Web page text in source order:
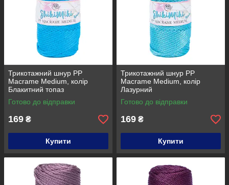
Трикотажний шнур PP
Macrame Medium, колір
Блакитний топаз
Готово до відправки
169 ₴
Купити
Трикотажний шнур PP
Macrame Medium, колір
Лазурний
Готово до відправки
169 ₴
Купити